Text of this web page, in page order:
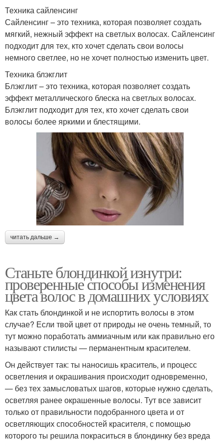
Техника сайленсинг
Сайленсинг – это техника, которая позволяет создать
мягкий, нежный эффект на светлых волосах. Сайленсинг
подходит для тех, кто хочет сделать свои волосы
немного светлее, но не хочет полностью изменить цвет.
Техника блэкглит
Блэкглит – это техника, которая позволяет создать
эффект металлического блеска на светлых волосах.
Блэкглит подходит для тех, кто хочет сделать свои
волосы более яркими и блестящими.
читать дальше →
Станьте блондинкой изнутри:
проверенные способы изменения
цвета волос в домашних условиях
Как стать блондинкой и не испортить волосы в этом
случае? Если твой цвет от природы не очень темный, то
тут можно поработать аммиачным или как правильно его
называют стилисты — перманентным красителем.
Он действует так: ты наносишь краситель, и процесс
осветления и окрашивания происходит одновременно,
— без тех замысловатых шагов, которые нужно сделать,
осветляя ранее окрашенные волосы. Тут все зависит
только от правильности подобранного цвета и от
осветляющих способностей красителя, с помощью
которого ты решила покраситься в блондинку без вреда